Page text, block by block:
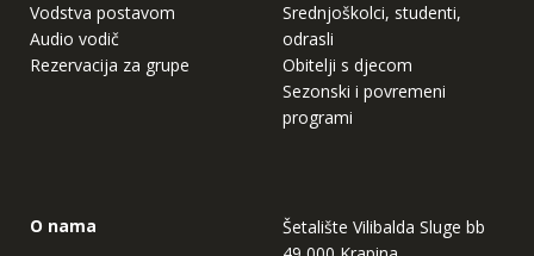
Vodstva postavom
Audio vodič
Rezervacija za grupe
Srednjoškolci, studenti,
odrasli
Obitelji s djecom
Sezonski i povremeni
programi
O nama
Šetalište Vilibalda Sluge bb